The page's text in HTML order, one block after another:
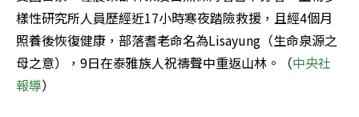
樣性研究所人員歷經近17小時寒夜踏險救援，且經4個月
照養後恢復健康，部落耆老命名為Lisayung（生命泉源之
母之意），9日在泰雅族人祝禱聲中重返山林。（中央社
報導）